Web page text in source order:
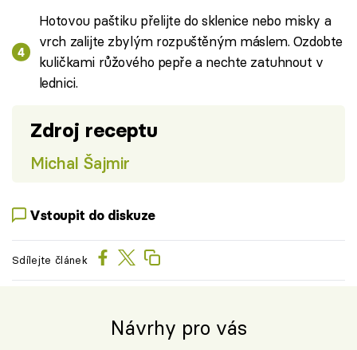
Hotovou paštiku přelijte do sklenice nebo misky a
vrch zalijte zbylým rozpuštěným máslem. Ozdobte
kuličkami růžového pepře a nechte zatuhnout v
lednici.
Zdroj receptu
Michal Šajmir
Vstoupit do diskuze
Sdílejte článek
Návrhy pro vás